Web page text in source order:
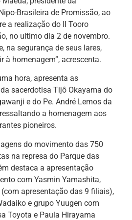
Brasileira de Promissão, ao
a realização do II Tooro
no ultimo dia 2 de novembro.
na segurança de seus lares,
à homenagem”, acrescenta.
hora, apresenta as
sacerdotisa Tijô Okayama do
e do Pe. André Lemos da
a homenagem aos
pioneiros.
do movimento das 750
na represa do Parque das
destaca a apresentação
com Yasmin Yamashita,
apresentação das 9 filiais),
e grupo Yuugen com
Toyota e Paula Hirayama